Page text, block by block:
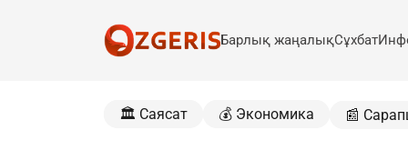
Барлық жаңалықСұхбат
🏛️ Саясат 💰 Экономика 📰